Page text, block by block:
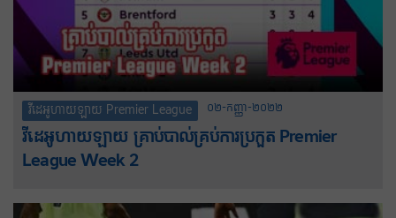
វីដេអូហាយឡាយ Premier League ០២-កញ្ញា-២០២២
វីដេអូហាយឡាយ គ្រាប់បាល់គ្រប់ការប្រកួត Premier
League Week 2